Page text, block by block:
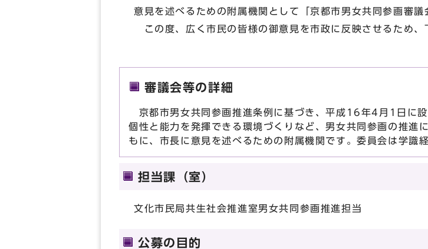
意見を述べるための附属機関として「京都市男女共同参画審議
この度、広く市民の皆様の御意見を市政に反映させるため、
審議会等の詳細
京都市男女共同参画推進条例に基づき、平成16年4月1日に設
個性と能力を発揮できる環境づくりなど、男女共同参画の推進
もに、市長に意見を述べるための附属機関です。委員会は学識
担当課（室）
文化市民局共生社会推進室男女共同参画推進担当
公募の目的